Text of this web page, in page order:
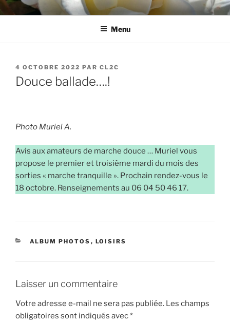
Aller
au
CL2C
Association dédiée à la culture et aux loisirs à Cognin (73)
Menu
PUBLIÉ
LE
4 OCTOBRE 2022 PAR CL2C
Douce ballade….!
Photo Muriel A.
Avis aux amateurs de marche douce … Muriel vous
propose le premier et troisième mardi du mois des
sorties « marche tranquille ». Prochain rendez-vous le
18 octobre. Renseignements au 06 04 50 46 17.
CATÉGORIES
ALBUM PHOTOS , LOISIRS
Laisser un commentaire
Votre adresse e-mail ne sera pas publiée. Les champs
obligatoires sont indiqués avec*